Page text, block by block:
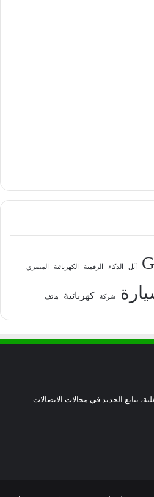
آبل الذكاء الرقمية الكهربائية المصري
شركة كهربائية هاتف
تتابع الجديد في مجالات الاتصالات